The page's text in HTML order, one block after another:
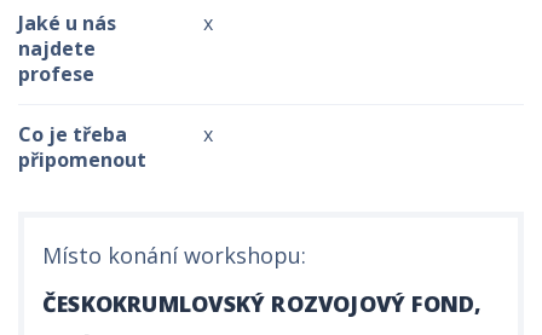
Jaké u nás
najdete
profese
x
Co je třeba
připomenout
x
Místo konání workshopu:
ČESKOKRUMLOVSKÝ ROZVOJOVÝ FOND,